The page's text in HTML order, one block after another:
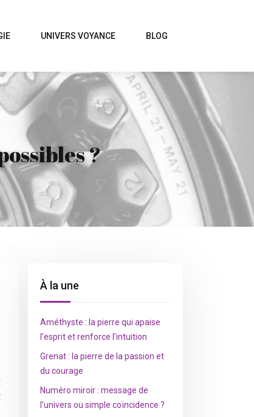
UNIVERS VOYANCE BLOG
?
À la une
Améthyste : la pierre qui apaise
l’esprit et renforce l’intuition
Grenat : la pierre de la passion et
du courage
Numéro miroir : message de
l’univers ou simple coïncidence ?